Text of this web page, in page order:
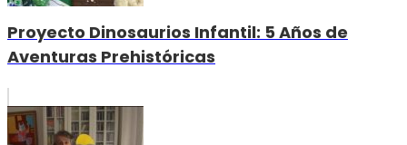
Proyecto Dinosaurios Infantil: 5 Años de
Aventuras Prehistóricas